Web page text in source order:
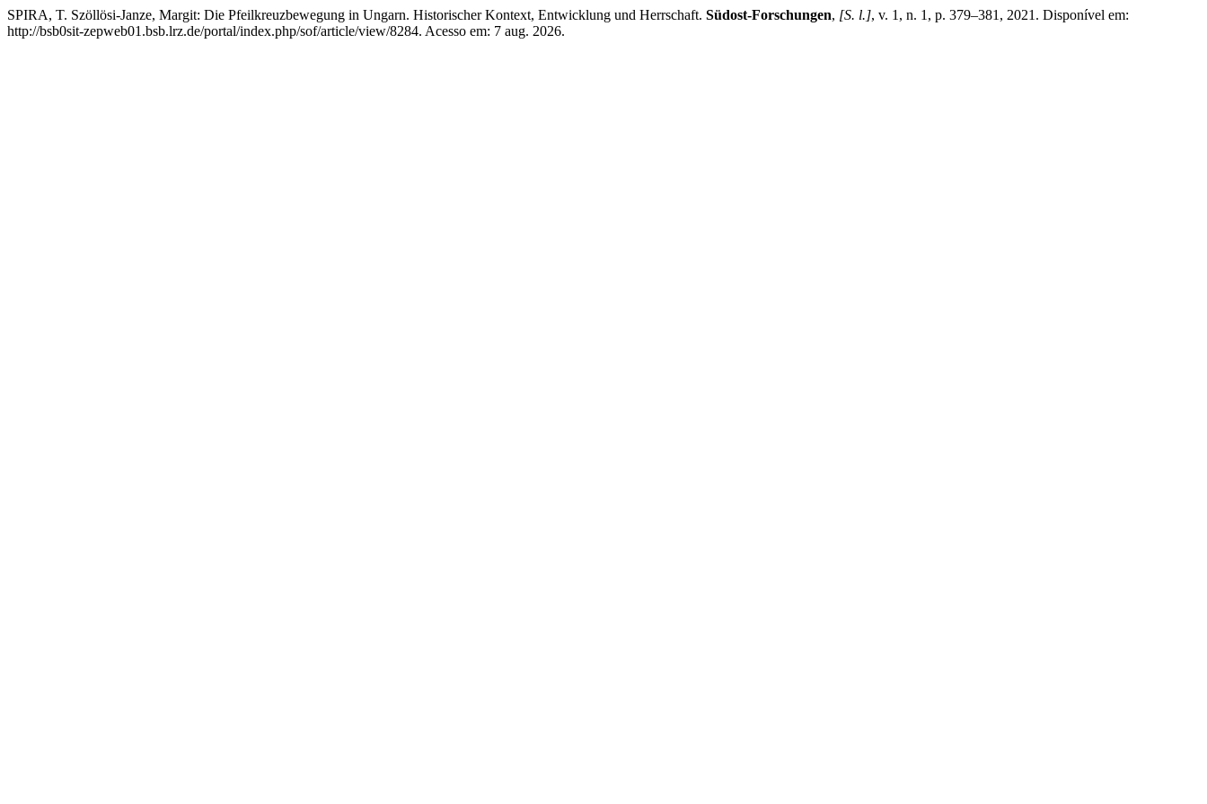
SPIRA, T. Szöllösi-Janze, Margit: Die Pfeilkreuzbewegung in Ungarn. Historischer Kontext, Entwicklung und Herrschaft. Südost-Forschungen, [S. l.], v. 1, n. 1, p. 379–381, 2021. Disponível em:
http://bsb0sit-zepweb01.bsb.lrz.de/portal/index.php/sof/article/view/8284. Acesso em: 7 aug. 2026.